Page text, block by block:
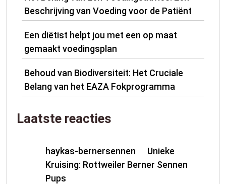
Beschrijving van Voeding voor de Patiënt
Een diëtist helpt jou met een op maat
gemaakt voedingsplan
Behoud van Biodiversiteit: Het Cruciale
Belang van het EAZA Fokprogramma
Laatste reacties
haykas-bernersennen
Unieke
Kruising: Rottweiler Berner Sennen
Pups